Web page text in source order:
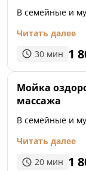
В семейные и
Читать далее
30 мин 1
Мойка
массажа
В семейные и
Читать далее
20 мин 1